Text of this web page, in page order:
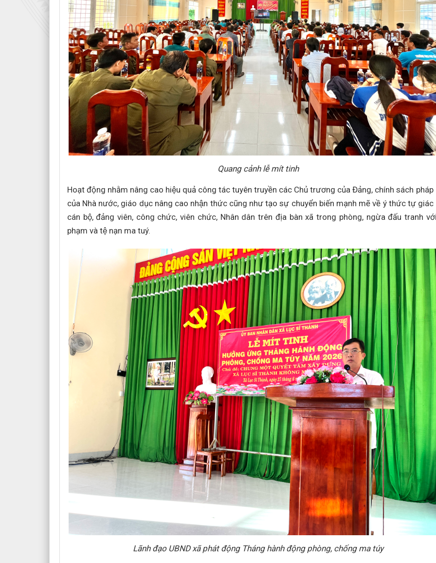
Quang cảnh lễ mít tinh
Hoạt động nhằm nâng cao hiệu quả công tác tuyên truyền các Chủ trương của Đảng, chính sách pháp
của Nhà nước, giáo dục nâng cao nhận thức cũng như tạo sự chuyển biến mạnh mẽ về ý thức tự giác
cán bộ, đảng viên, công chức, viên chức, Nhân dân trên địa bàn xã trong phòng, ngừa đấu tranh
phạm và tệ nạn ma tuý.
Lãnh đạo UBND xã phát động Tháng hành động phòng, chống ma túy